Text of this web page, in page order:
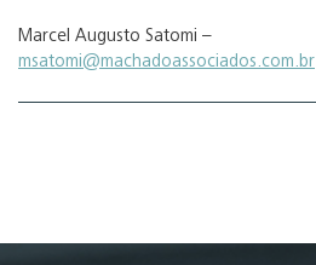
Marcel Augusto Satomi –
msatomi@machadoassociados.com.br